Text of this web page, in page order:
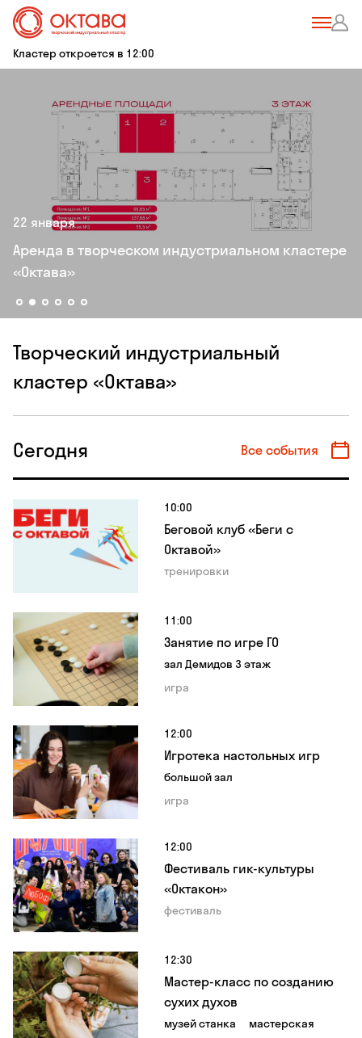
Кластер откроется в 12:00
22 января
Apeнда в твoрческом индуcтриaльном клаcтeрe
«Oктaва»
Творческий индустриальный
кластер «Октава»
Сегодня Все события
10:00
Беговой клуб «Беги с
Октавой»
тренировки
11:00
Занятие по игре ГО
зал Демидов 3 этаж
игра
12:00
Игротека настольных игр
большой зал
игра
12:00
Фестиваль гик-культуры
«Октакон»
фестиваль
12:30
Мастер-класс по созданию
сухих духов
музей станка
мастерская